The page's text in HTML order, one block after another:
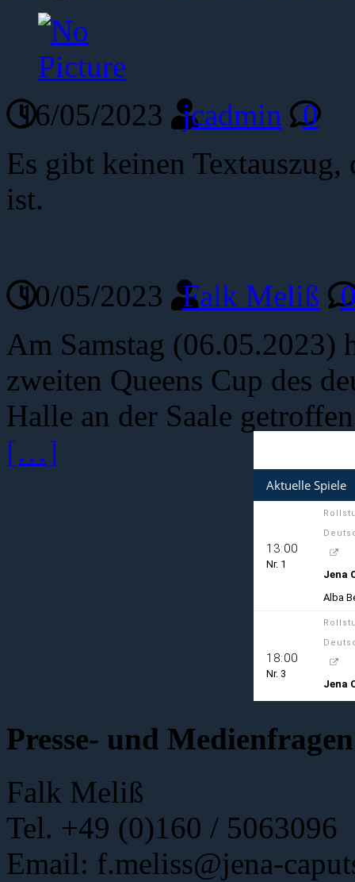
16/05/2023 jcadmin
0
Es gibt keinen
ist.
10/05/2023 Falk Meliß
Am Samstag (06.05.2023)
zweiten Queens Cup des
Halle an der Saale
[…]
Presse- und Medienfragen
Falk Meliß
Tel. +49 (0)160 / 5063096
Email: f.meliss@jena-